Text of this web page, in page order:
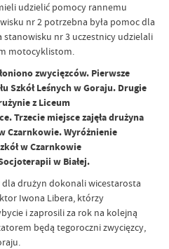
udzielić pomocy rannemu
nr 2 potrzebna była pomoc dla
stanowisku nr 3 uczestnicy udzielali
motocyklistom.
zwycięzców. Pierwsze
Szkół Leśnych w Goraju. Drugie
z Liceum
Trzecie miejsce zajęła drużyna
Czarnkowie. Wyróżnienie
w Czarnkowie
w Białej.
drużyn dokonali wicestarosta
Iwona Libera, którzy
i zaprosili za rok na kolejną
będą tegoroczni zwycięzcy,